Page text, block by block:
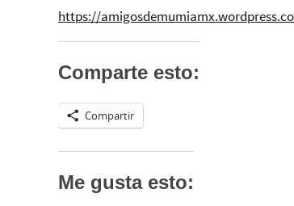
https://
Comparte esto:
Compartir
Me gusta esto: